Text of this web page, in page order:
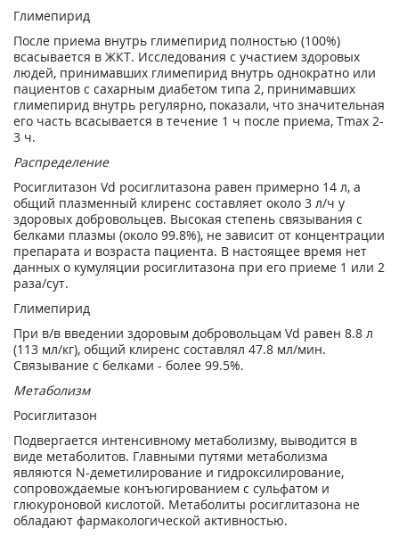
Глимепирид
После приема внутрь глимепирид полностью (100%)
всасывается в ЖКТ. Исследования с участием здоровых
людей, принимавших глимепирид внутрь однократно или
пациентов с сахарным диабетом типа 2, принимавших
глимепирид внутрь регулярно, показали, что значительная
его часть всасывается в течение 1 ч после приема, Тmax 2-
3 ч.
Распределение
Росиглитазон Vd росиглитазона равен примерно 14 л, а
общий плазменный клиренс составляет около 3 л/ч у
здоровых добровольцев. Высокая степень связывания с
белками плазмы (около 99.8%), не зависит от концентрации
препарата и возраста пациента. В настоящее время нет
данных о кумуляции росиглитазона при его приеме 1 или 2
раза/сут.
Глимепирид
При в/в введении здоровым добровольцам Vd равен 8.8 л
(113 мл/кг), общий клиренс составлял 47.8 мл/мин.
Связывание с белками - более 99.5%.
Метаболизм
Росиглитазон
Подвергается интенсивному метаболизму, выводится в
виде метаболитов. Главными путями метаболизма
являются N-деметилирование и гидроксилирование,
сопровождаемые конъюгированием с сульфатом и
глюкуроновой кислотой. Метаболиты росиглитазона не
обладают фармакологической активностью.